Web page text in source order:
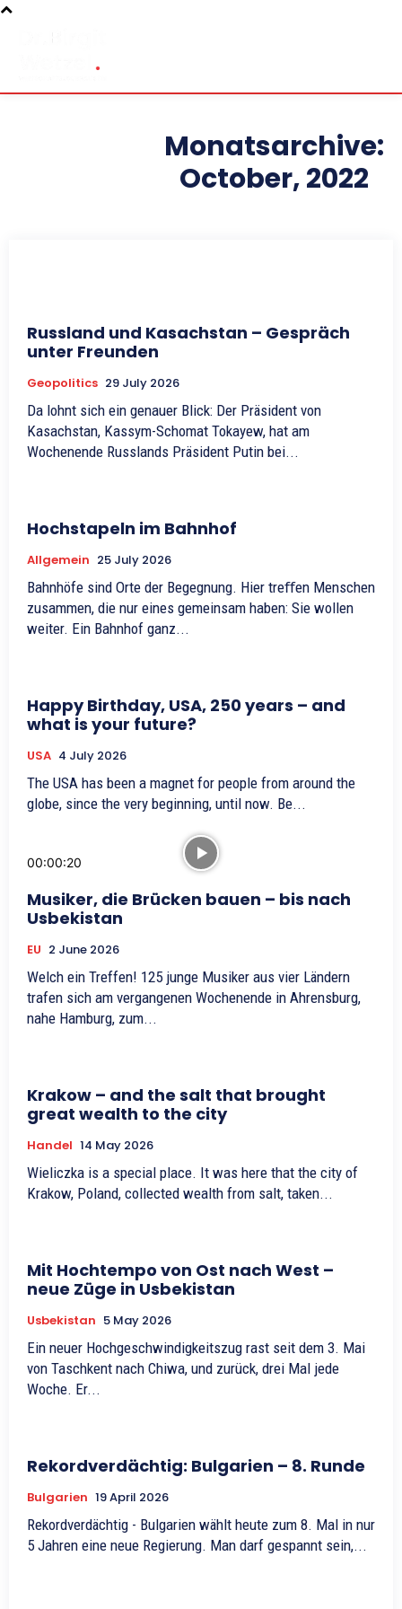
Monatsarchive:
October, 2022
Russland und Kasachstan – Gespräch
unter Freunden
Geopolitics 29 July 2026
Da lohnt sich ein genauer Blick: Der Präsident von
Kasachstan, Kassym-Schomat Tokayew, hat am
Wochenende Russlands Präsident Putin bei...
Hochstapeln im Bahnhof
Allgemein 25 July 2026
Bahnhöfe sind Orte der Begegnung. Hier treﬀen Menschen
zusammen, die nur eines gemeinsam haben: Sie wollen
weiter. Ein Bahnhof ganz...
Happy Birthday, USA, 250 years – and
what is your future?
USA 4 July 2026
The USA has been a magnet for people from around the
globe, since the very beginning, until now. Be...
00:00:20
Musiker, die Brücken bauen – bis nach
Usbekistan
EU 2 June 2026
Welch ein Treffen! 125 junge Musiker aus vier Ländern
trafen sich am vergangenen Wochenende in Ahrensburg,
nahe Hamburg, zum...
Krakow – and the salt that brought
great wealth to the city
Handel 14 May 2026
Wieliczka is a special place. It was here that the city of
Krakow, Poland, collected wealth from salt, taken...
Mit Hochtempo von Ost nach West –
neue Züge in Usbekistan
Usbekistan 5 May 2026
Ein neuer Hochgeschwindigkeitszug rast seit dem 3. Mai
von Taschkent nach Chiwa, und zurück, drei Mal jede
Woche. Er...
Rekordverdächtig: Bulgarien – 8. Runde
Bulgarien 19 April 2026
Rekordverdächtig - Bulgarien wählt heute zum 8. Mal in nur
5 Jahren eine neue Regierung. Man darf gespannt sein,...